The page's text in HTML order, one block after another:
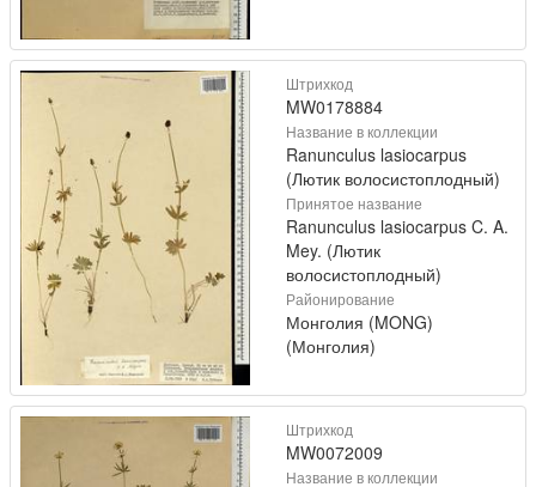
Штрихкод
MW0178884
Название в коллекции
Ranunculus lasiocarpus
(Лютик волосистоплодный)
Принятое название
Ranunculus lasiocarpus C. A.
Mey. (Лютик
волосистоплодный)
Районирование
Монголия (MONG)
(Монголия)
Штрихкод
MW0072009
Название в коллекции